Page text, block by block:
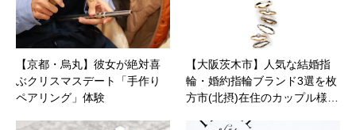
【京都・烏丸】彼女が絶対喜
ぶクリスマスデート「手作り
ペアリング」体験
【大阪茨木市】人気な結婚指
輪・婚約指輪ブランド3選を枚
方市(北摂)在住のカップル様…